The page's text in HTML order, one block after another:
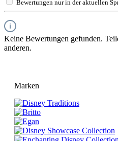
Bewertungen nur in der aktuellen
Keine Bewertungen gefunden.
anderen.
Marken